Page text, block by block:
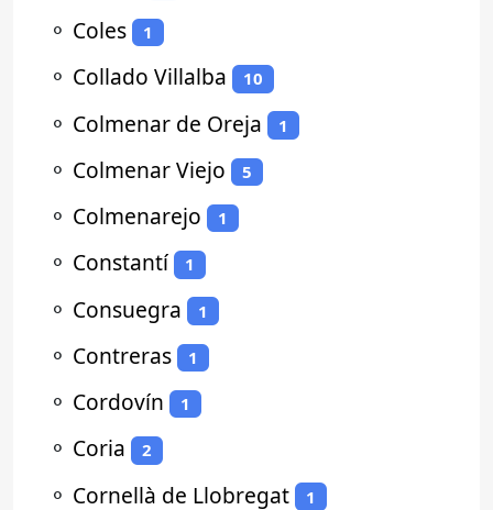
⚬ Coles 1
⚬ Collado Villalba 10
⚬ Colmenar de Oreja 1
⚬ Colmenar Viejo 5
⚬ Colmenarejo 1
⚬ Constantí 1
⚬ Consuegra 1
⚬ Contreras 1
⚬ Cordovín 1
⚬ Coria 2
⚬ Cornellà de Llobregat 1